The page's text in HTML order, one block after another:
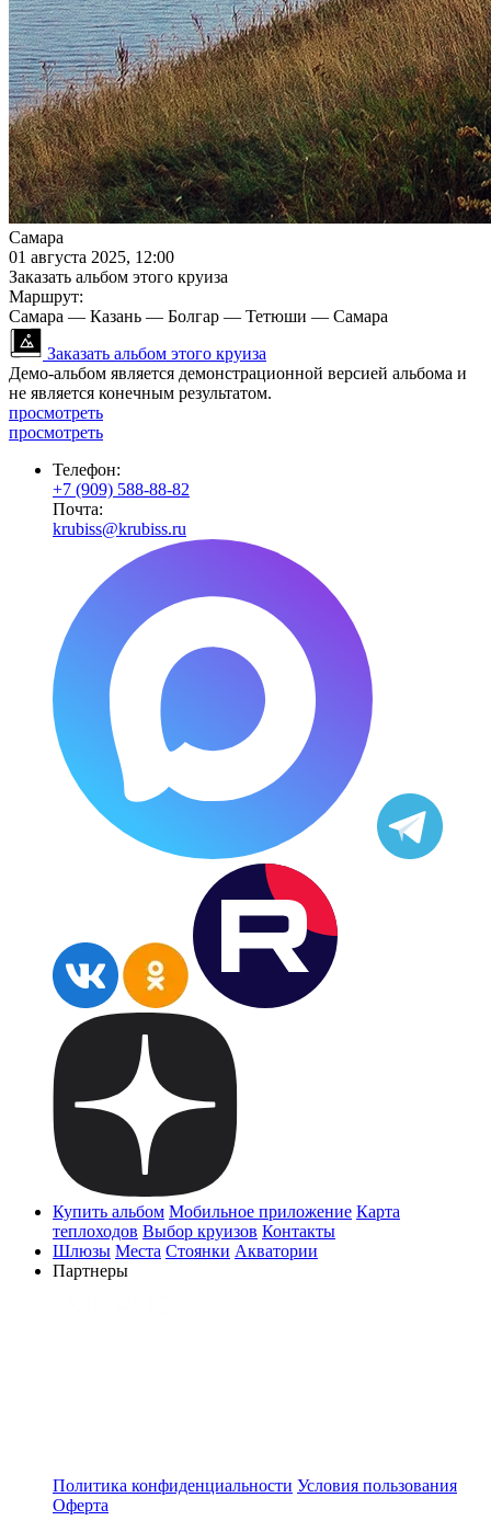
Самара
01 августа 2025, 12:00
Заказать альбом этого круиза
Маршрут:
Самара — Казань — Болгар — Тетюши — Самара
Заказать альбом этого круиза
Демо-альбом является демонстрационной версией альбома и
не является конечным результатом.
просмотреть
просмотреть
Телефон:
+7 (909) 588-88-82
Почта:
krubiss@krubiss.ru
Купить альбом Мобильное приложение Карта
теплоходов Выбор круизов Контакты
Шлюзы Места Стоянки Акватории
Партнеры
Политика конфиденциальности Условия пользования
Оферта